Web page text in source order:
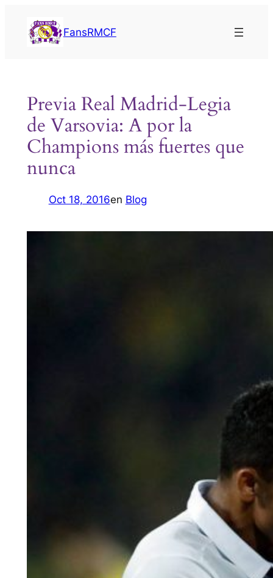
contenido
FansRMCF
Previa Real Madrid-Legia
de Varsovia: A por la
Champions más fuertes que
nunca
Oct 18, 2016en Blog